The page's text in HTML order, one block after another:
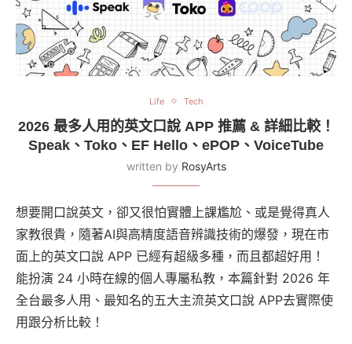
Life Tech
2026 最多人用的英文口說 APP 推薦 & 詳細比較！
Speak、Toko、EF Hello、ePOP、VoiceTube
written by RosyArts
想要開口說英文，卻又很怕實體上課尷尬、或是覺得真人
家教很貴，隨著AI與高精度語音辨識技術的爆發，現在市
面上的英文口說 APP 已經有超級多種，而且都超好用！
能扮演 24 小時在線的個人專屬私教，本篇針對 2026 年
全台最多人用、最知名的五大主流英文口說 APP去實際使
用跟分析比較！